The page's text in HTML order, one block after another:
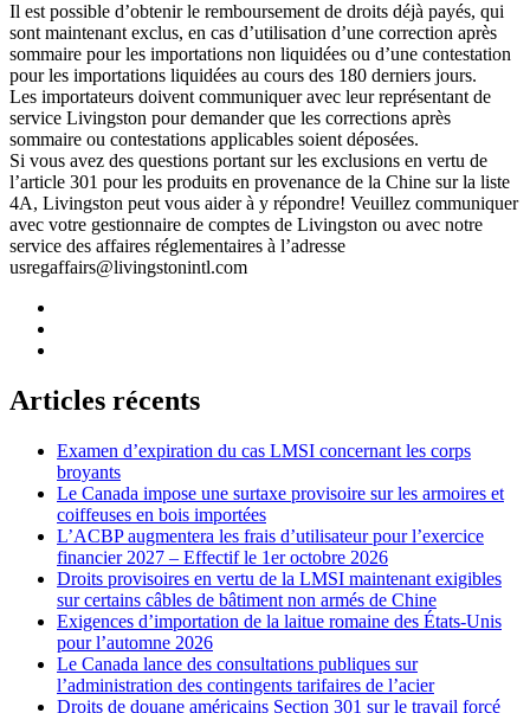
Il est possible d’obtenir le remboursement de droits déjà payés, qui
sont maintenant exclus, en cas d’utilisation d’une correction après
sommaire pour les importations non liquidées ou d’une contestation
pour les importations liquidées au cours des 180 derniers jours.
Les importateurs doivent communiquer avec leur représentant de
service Livingston pour demander que les corrections après
sommaire ou contestations applicables soient déposées.
Si vous avez des questions portant sur les exclusions en vertu de
l’article 301 pour les produits en provenance de la Chine sur la liste
4A, Livingston peut vous aider à y répondre! Veuillez communiquer
avec votre gestionnaire de comptes de Livingston ou avec notre
service des affaires réglementaires à l’adresse
usregaffairs@livingstonintl.com
Articles récents
Examen d’expiration du cas LMSI concernant les corps
broyants
Le Canada impose une surtaxe provisoire sur les armoires et
coiffeuses en bois importées
L’ACBP augmentera les frais d’utilisateur pour l’exercice
financier 2027 – Effectif le 1er octobre 2026
Droits provisoires en vertu de la LMSI maintenant exigibles
sur certains câbles de bâtiment non armés de Chine
Exigences d’importation de la laitue romaine des États-Unis
pour l’automne 2026
Le Canada lance des consultations publiques sur
l’administration des contingents tarifaires de l’acier
Droits de douane américains Section 301 sur le travail forcé